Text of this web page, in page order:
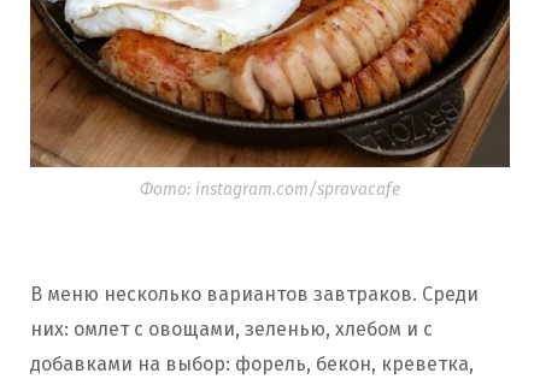
Фото: instagram.com/spravacafe
В меню несколько вариантов завтраков. Среди
них: омлет с овощами, зеленью, хлебом и с
добавками на выбор: форель, бекон, креветка,